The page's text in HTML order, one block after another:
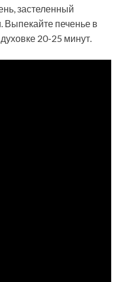
застеленный
Выпекайте печенье в
20-25 минут.